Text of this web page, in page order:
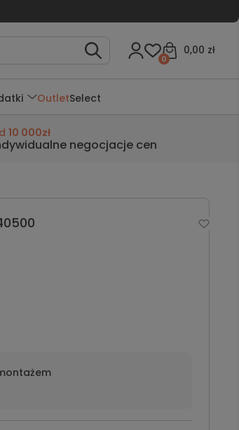
0,00 zł
0
OutletSelect
10 000zł
negocjacje cen